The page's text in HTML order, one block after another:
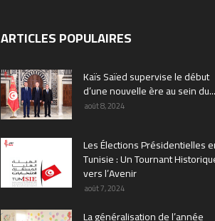
ARTICLES POPULAIRES
Kaïs Saïed supervise le début
d’une nouvelle ère au sein du...
août 8, 2024
Les Élections Présidentielles
Tunisie : Un Tournant
vers l’Avenir
août 7, 2024
La généralisation de l’année